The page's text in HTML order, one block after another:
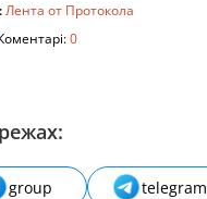
Лента от Протокола
0
group telegram